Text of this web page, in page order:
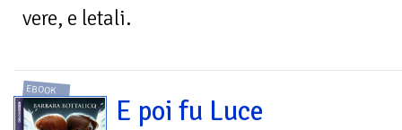
vere, e letali.
EBOOK
E poi fu Luce